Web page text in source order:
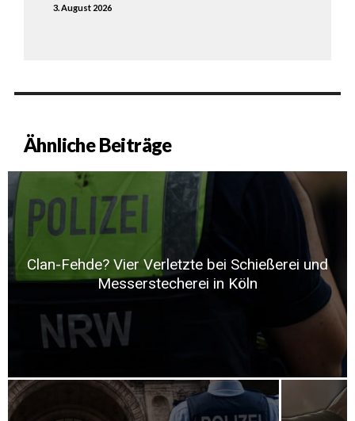
3. August 2026
Ähnliche Beiträge
Clan-Fehde? Vier Verletzte bei Schießerei und
Messerstecherei in Köln